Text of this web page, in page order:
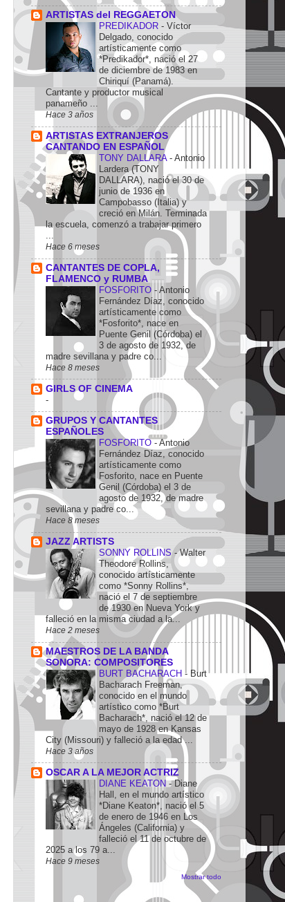
ARTISTAS del REGGAETON
PREDIKADOR - Víctor
Delgado, conocido
artísticamente como
*Predikador*, nació el 27
de diciembre de 1983 en
Chiriquí (Panamá).
Cantante y productor musical
panameño ...
Hace 3 años
ARTISTAS EXTRANJEROS
CANTANDO EN ESPAÑOL
TONY DALLARA - Antonio
Lardera (TONY
DALLARA), nació el 30 de
junio de 1936 en
Campobasso (Italia) y
creció en Milán. Terminada
la escuela, comenzó a trabajar primero
...
Hace 6 meses
CANTANTES DE COPLA,
FLAMENCO y RUMBA
FOSFORITO - Antonio
Fernández Díaz, conocido
artísticamente como
*Fosforito*, nace en
Puente Genil (Córdoba) el
3 de agosto de 1932, de
madre sevillana y padre co...
Hace 8 meses
GIRLS OF CINEMA
-
GRUPOS Y CANTANTES
ESPAÑOLES
FOSFORITO-Antonio
Fernández Díaz, conocido
artísticamente como
Fosforito, nace en Puente
Genil (Córdoba) el 3 de
agosto de 1932, de madre
sevillana y padre co...
Hace 8 meses
JAZZ ARTISTS
SONNY ROLLINS-Walter
Theodore Rollins,
conocido artísticamente
como *Sonny Rollins*,
nació el 7 de septiembre
de 1930 en Nueva York y
falleció en la misma ciudad a la...
Hace 2 meses
MAESTROS DE LA BANDA
SONORA: COMPOSITORES
BURT BACHARACH - Burt
Bacharach Freeman,
conocido en el mundo
artístico como *Burt
Bacharach*, nació el 12 de
mayo de 1928 en Kansas
City (Missouri) y falleció a la edad ...
Hace 3 años
OSCAR A LA MEJOR ACTRIZ
DIANE KEATON-Diane
Hall, en el mundo artístico
*Diane Keaton*, nació el 5
de enero de 1946 en Los
Ángeles (California) y
falleció el 11 de octubre de
2025 a los 79 a...
Hace 9 meses
Mostrar todo